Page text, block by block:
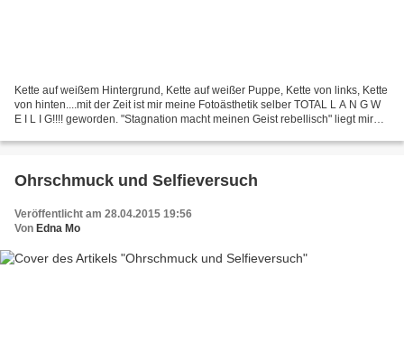
Kette auf weißem Hintergrund, Kette auf weißer Puppe, Kette von links, Kette
von hinten....mit der Zeit ist mir meine Fotoästhetik selber TOTAL L A N G W
E I L I G!!!! geworden. "Stagnation macht meinen Geist rebellisch" liegt mir
Ohrschmuck und Selfieversuch
Veröffentlicht am 28.04.2015 19:56
Von Edna Mo